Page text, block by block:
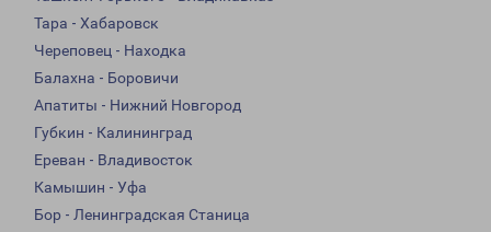
Тара - Хабаровск
Череповец - Находка
Балахна - Боровичи
Апатиты - Нижний Новгород
Губкин - Калининград
Ереван - Владивосток
Камышин - Уфа
Бор - Ленинградская Станица